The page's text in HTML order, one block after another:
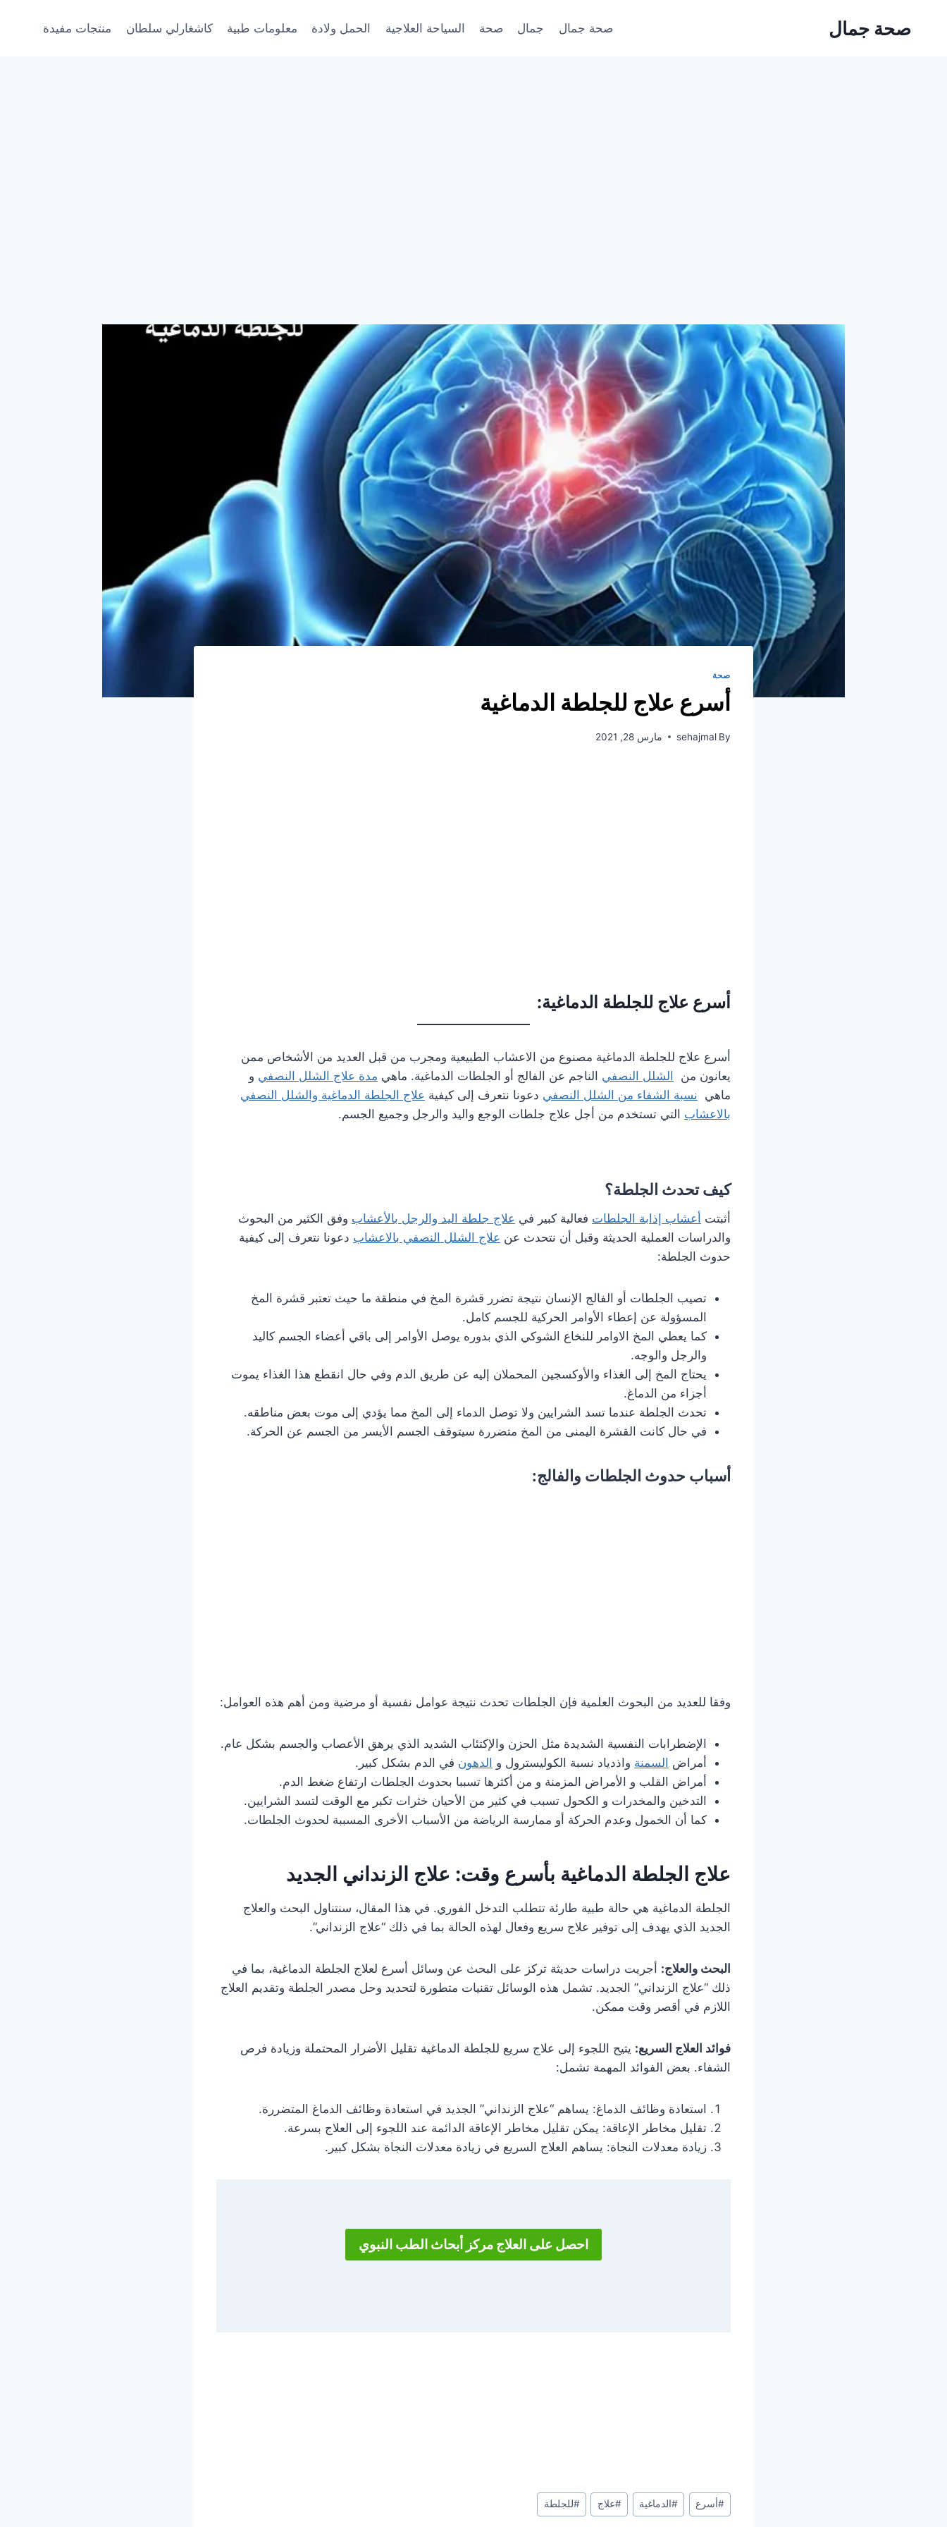
صحة جمال صحة جمال جمال صحة السياحة العلاجية الحمل ولادة معلومات طبية كاشغارلي سلطان منتجات مفيدة
صحة
أسرع علاج للجلطة الدماغية
By
sehajmal مارس 28, 2021
أسرع علاج للجلطة الدماغية:
أسرع علاج للجلطة الدماغية مصنوع من الاعشاب الطبيعية ومجرب من قبل العديد من الأشخاص ممن
يعانون من الشلل النصفي الناجم عن الفالج أو الجلطات الدماغية. ماهي مدة علاج الشلل النصفي و
ماهي نسبة الشفاء من الشلل النصفي دعونا نتعرف إلى كيفية علاج الجلطة الدماغية والشلل النصفي
بالاعشاب التي تستخدم من أجل علاج جلطات الوجع واليد والرجل وجميع الجسم.
كيف تحدث الجلطة؟
أثبتت أعشاب إذابة الجلطات فعالية كبير في علاج جلطة اليد والرجل بالأعشاب وفق الكثير من البحوث
والدراسات العملية الحديثة وقبل أن نتحدث عن علاج الشلل النصفي بالاعشاب دعونا نتعرف إلى كيفية
حدوث الجلطة:
تصيب الجلطات أو الفالج الإنسان نتيجة تضرر قشرة المخ في منطقة ما حيث تعتبر قشرة المخ
المسؤولة عن إعطاء الأوامر الحركية للجسم كامل.
كما يعطي المخ الاوامر للنخاع الشوكي الذي بدوره يوصل الأوامر إلى باقي أعضاء الجسم كاليد
والرجل والوجه.
يحتاج المخ إلى الغذاء والأوكسجين المحملان إليه عن طريق الدم وفي حال انقطع هذا الغذاء يموت
أجزاء من الدماغ.
تحدث الجلطة عندما تسد الشرايين ولا توصل الدماء إلى المخ مما يؤدي إلى موت بعض مناطقه.
في حال كانت القشرة اليمنى من المخ متضررة سيتوقف الجسم الأيسر من الجسم عن الحركة.
أسباب حدوث الجلطات والفالج:
وفقا للعديد من البحوث العلمية فإن الجلطات تحدث نتيجة عوامل نفسية أو مرضية ومن أهم هذه العوامل:
الإضطرابات النفسية الشديدة مثل الحزن والإكتئاب الشديد الذي يرهق الأعصاب والجسم بشكل عام.
أمراض السمنة واذدياد نسبة الكوليسترول و الدهون في الدم بشكل كبير.
أمراض القلب و الأمراض المزمنة و من أكثرها تسببا بحدوث الجلطات ارتفاع ضغط الدم.
التدخين والمخدرات و الكحول تسبب في كثير من الأحيان خثرات تكبر مع الوقت لتسد الشرايين.
كما أن الخمول وعدم الحركة أو ممارسة الرياضة من الأسباب الأخرى المسببة لحدوث الجلطات.
علاج الجلطة الدماغية بأسرع وقت: علاج الزنداني الجديد
الجلطة الدماغية هي حالة طبية طارئة تتطلب التدخل الفوري. في هذا المقال، سنتناول البحث والعلاج
الجديد الذي يهدف إلى توفير علاج سريع وفعال لهذه الحالة بما في ذلك “علاج الزنداني”.
البحث والعلاج: أجريت دراسات حديثة تركز على البحث عن وسائل أسرع لعلاج الجلطة الدماغية، بما في
ذلك “علاج الزنداني” الجديد. تشمل هذه الوسائل تقنيات متطورة لتحديد وحل مصدر الجلطة وتقديم العلاج
اللازم في أقصر وقت ممكن.
فوائد العلاج السريع: يتيح اللجوء إلى علاج سريع للجلطة الدماغية تقليل الأضرار المحتملة وزيادة فرص
الشفاء. بعض الفوائد المهمة تشمل:
استعادة وظائف الدماغ: يساهم “علاج الزنداني” الجديد في استعادة وظائف الدماغ المتضررة.
تقليل مخاطر الإعاقة: يمكن تقليل مخاطر الإعاقة الدائمة عند اللجوء إلى العلاج بسرعة.
زيادة معدلات النجاة: يساهم العلاج السريع في زيادة معدلات النجاة بشكل كبير.
احصل على العلاج مركز أبحاث الطب النبوي
Post
Tags:
#أسرع #الدماغية #علاج #للجلطة